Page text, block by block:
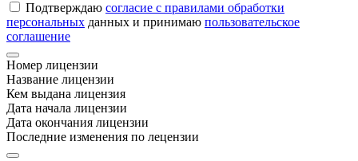
Подтверждаю согласие с правилами обработки
персональных данных и принимаю пользовательское
соглашение
Номер лицензии
Название лицензии
Кем выдана лицензия
Дата начала лицензии
Дата окончания лицензии
Последние изменения по лецензии